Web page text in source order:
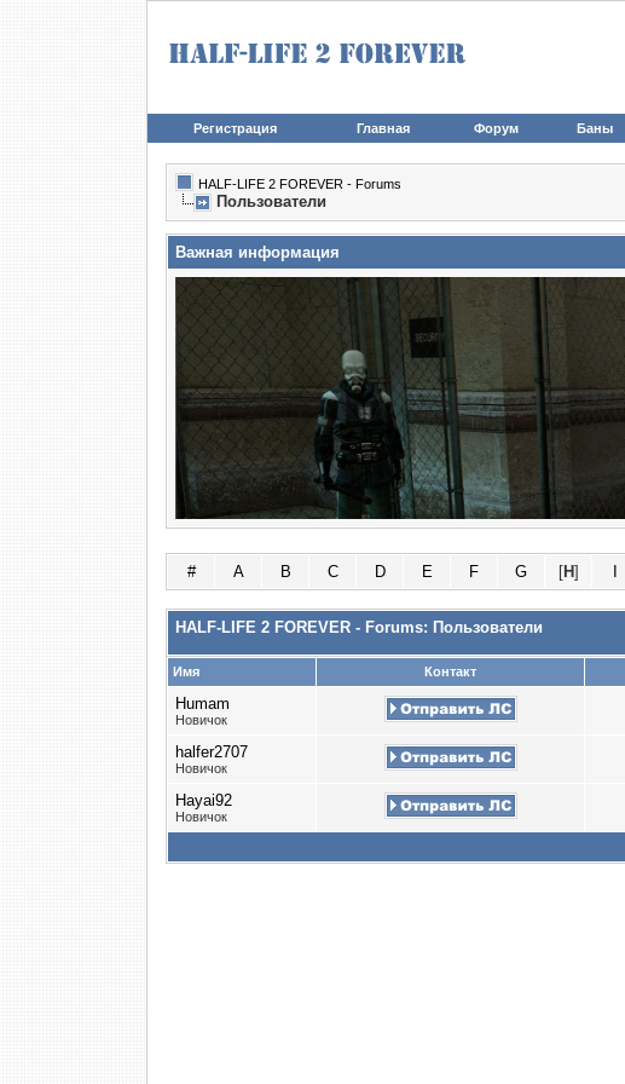
Регистрация Главная Форум Баны
HALF-LIFE 2 FOREVER - Forums
Пользователи
Важная информация
# A B C D E F G [H]
HALF-LIFE 2 FOREVER - Forums: Пользователи
Имя Контакт
Humam
Новичок
halfer2707
Новичок
Hayai92
Новичок